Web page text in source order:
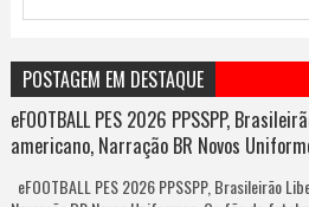
POSTAGEM EM DESTAQUE
eFOOTBALL PES 2026 PPSSPP,
americano, Narração BR Novos
eFOOTBALL PES 2026 PPSSPP, Brasileirão